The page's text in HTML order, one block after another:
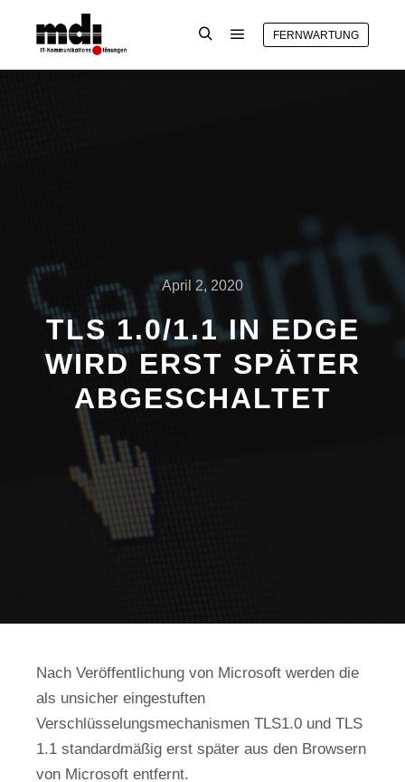
FERNWARTUNG
April 2, 2020
TLS 1.0/1.1 IN EDGE
WIRD ERST SPÄTER
ABGESCHALTET
Nach Veröffentlichung von Microsoft werden die
als unsicher eingestuften
Verschlüsselungsmechanismen TLS1.0 und TLS
1.1 standardmäßig erst später aus den Browsern
von Microsoft entfernt.